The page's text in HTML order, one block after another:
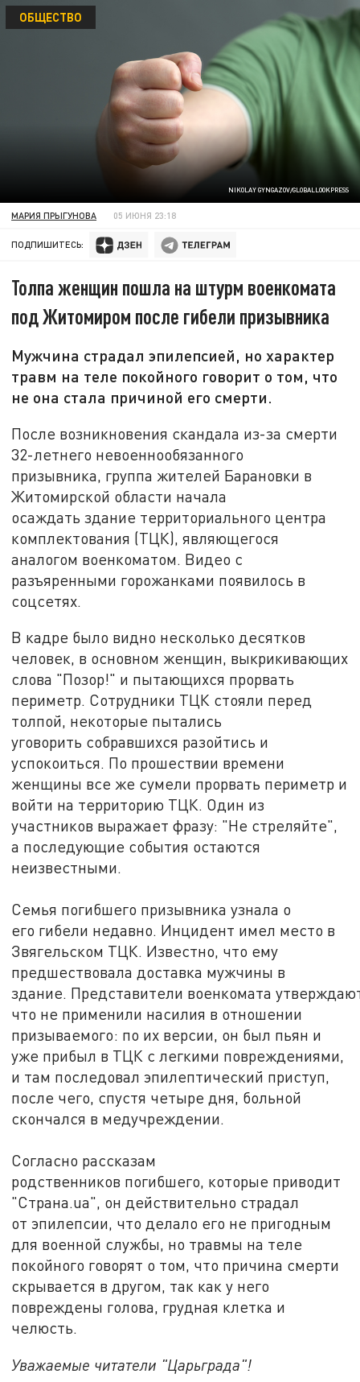
NIKOLAY GYNGAZOV/GLOBALLOOKPRESS
ОБЩЕСТВО
МАРИЯ ПРЫГУНОВА 05 ИЮНЯ 23:18
ПОДПИШИТЕСЬ:
Толпа женщин пошла на штурм военкомата
под Житомиром после гибели призывника
Мужчина страдал эпилепсией, но характер
травм на теле покойного говорит о том, что
не она стала причиной его смерти.
После возникновения скандала из-за смерти
32-летнего невоеннообязанного
призывника, группа жителей Барановки в
Житомирской области начала
осаждать здание территориального центра
комплектования (ТЦК), являющегося
аналогом военкоматом. Видео с
разъяренными горожанками появилось в
соцсетях.
В кадре было видно несколько десятков
человек, в основном женщин, выкрикивающих
слова "Позор!" и пытающихся прорвать
периметр. Сотрудники ТЦК стояли перед
толпой, некоторые пытались
уговорить собравшихся разойтись и
успокоиться. По прошествии времени
женщины все же сумели прорвать периметр и
войти на территорию ТЦК. Один из
участников выражает фразу: "Не стреляйте",
а последующие события остаются
неизвестными.
Семья погибшего призывника узнала о
его гибели недавно. Инцидент имел место в
Звягельском ТЦК. Известно, что ему
предшествовала доставка мужчины в
здание. Представители военкомата
что не применили насилия в отношении
призываемого: по их версии, он был пьян и
уже прибыл в ТЦК с легкими повреждениями,
и там последовал эпилептический приступ,
после чего, спустя четыре дня, больной
скончался в медучреждении.
Согласно рассказам
родственников погибшего, которые приводит
"Страна.ua", он действительно страдал
от эпилепсии, что делало его не пригодным
для военной службы, но травмы на теле
покойного говорят о том, что причина смерти
скрывается в другом, так как у него
повреждены голова, грудная клетка и
челюсть.
Уважаемые читатели "Царьграда"!